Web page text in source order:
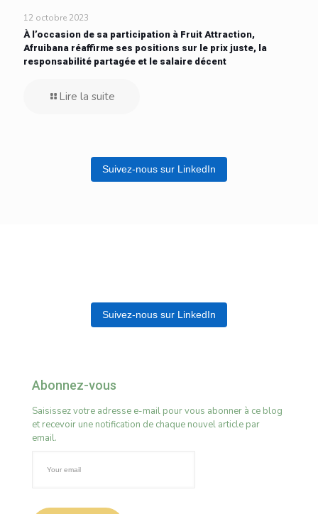
12 octobre 2023
À l’occasion de sa participation à Fruit Attraction,
Afruibana réaffirme ses positions sur le prix juste, la
responsabilité partagée et le salaire décent
Lire la suite
Suivez-nous sur LinkedIn
Suivez-nous sur LinkedIn
Abonnez-vous
Saisissez votre adresse e-mail pour vous abonner à ce blog
et recevoir une notification de chaque nouvel article par
email.